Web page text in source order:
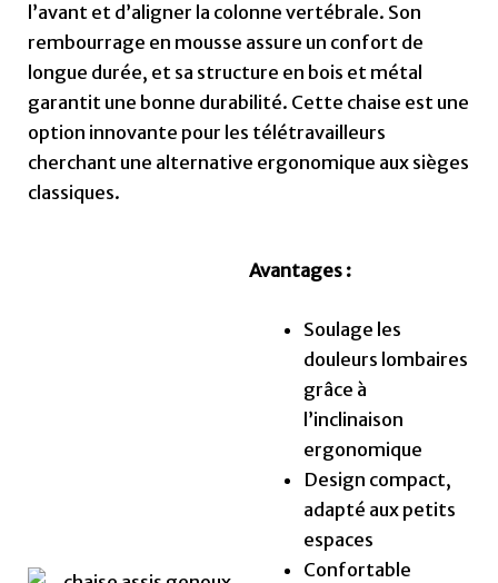
l’avant et d’aligner la colonne vertébrale. Son
rembourrage en mousse assure un confort de
longue durée, et sa structure en bois et métal
garantit une bonne durabilité. Cette chaise est une
option innovante pour les télétravailleurs
cherchant une alternative ergonomique aux sièges
classiques.
Avantages :
Soulage les
douleurs lombaires
grâce à
l’inclinaison
ergonomique
Design compact,
adapté aux petits
espaces
Confortable